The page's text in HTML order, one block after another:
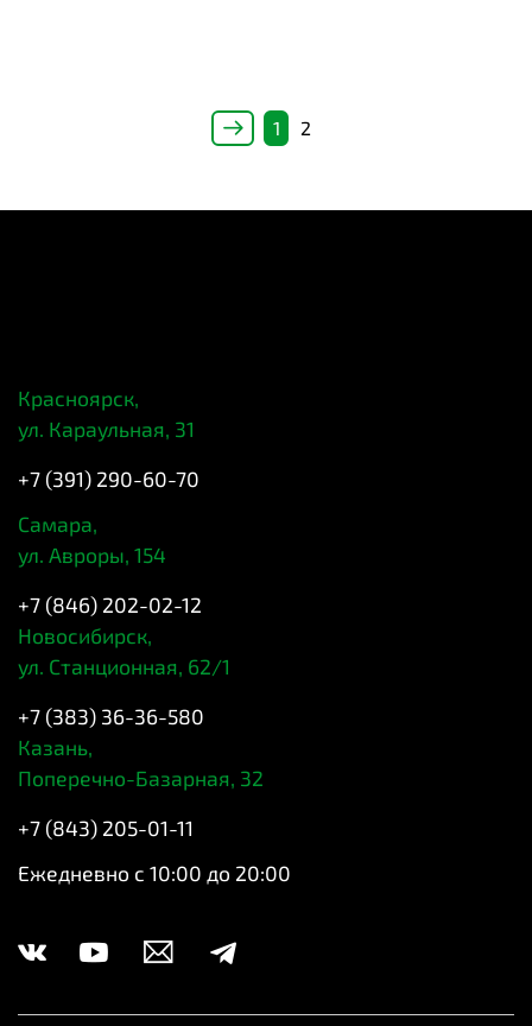
1 2
Красноярск,
ул. Караульная, 31
+7 (391) 290-60-70
Самара,
ул. Авроры, 154
+7 (846) 202-02-12
Новосибирск,
ул. Станционная, 62/1
+7 (383) 36-36-580
Казань,
Поперечно-Базарная, 32
+7 (843) 205-01-11
Ежедневно с 10:00 до 20:00